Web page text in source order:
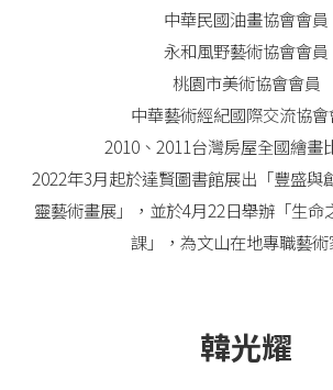
中華民國油畫協會會員
永和風野藝術協會會員
桃園市美術協會會員
中華藝術經紀國際交流協會
2010、2011台灣房屋全國繪畫
2022年3月起於達賢圖書館展出「豐盛與
靈藝術畫展」，並於4月22日舉辦「生命
課」，為文山在地專職藝術
韓光耀